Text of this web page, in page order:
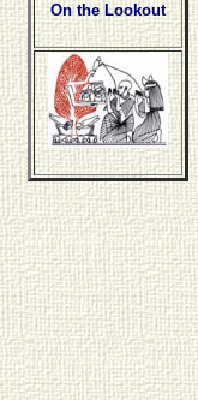
On the Lookout